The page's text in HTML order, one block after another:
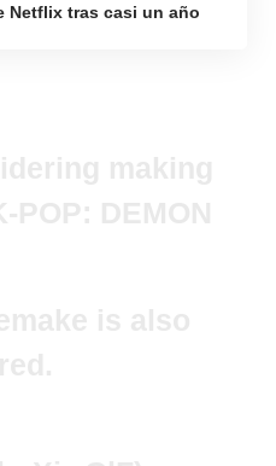
Netflix tras casi un año